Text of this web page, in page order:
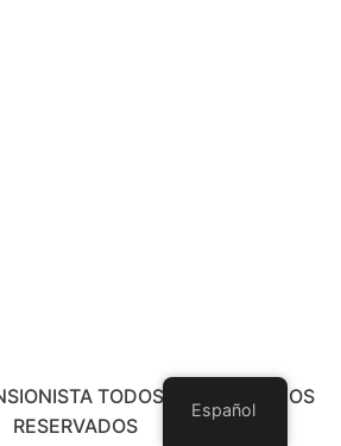
TODOS LOS DERECHOS
RESERVADOS
Español